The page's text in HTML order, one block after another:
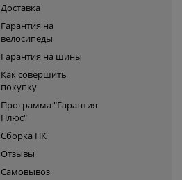
Доставка
Гарантия на
велосипеды
Гарантия на шины
Как совершить
покупку
Программа "Гарантия
Плюс"
Сборка ПК
Отзывы
Самовывоз